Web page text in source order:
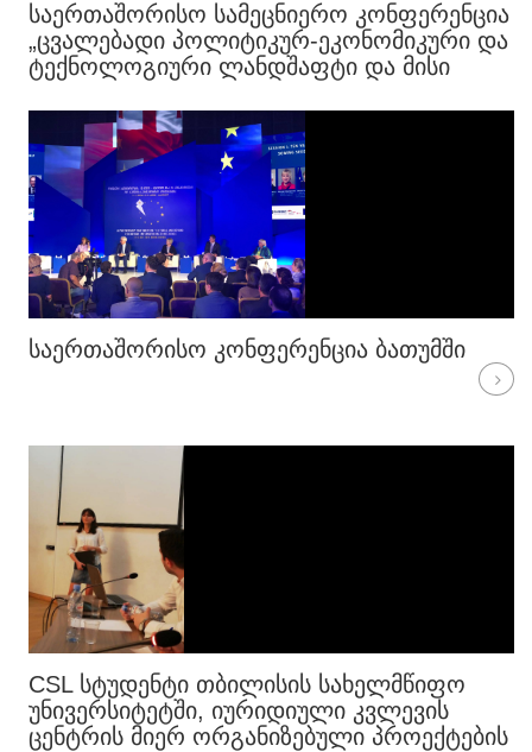
ᲡᲐᲔᲠᲗᲐᲨᲝᲠᲘᲡᲝ ᲡᲐᲛᲔᲪᲜᲘᲔᲠᲝ ᲙᲝᲜᲤᲔᲠᲔᲜᲪᲘᲐ
„ᲪᲕᲐᲚᲔᲑᲐᲓᲘ ᲞᲝᲚᲘᲢᲘᲙᲣᲠ-ᲔᲙᲝᲜᲝᲛᲘᲙᲣᲠᲘ ᲓᲐ
ᲢᲔᲥᲜᲝᲚᲝᲒᲘᲣᲠᲘ ᲚᲐᲜᲓᲨᲐᲤᲢᲘ ᲓᲐ ᲛᲘᲡᲘ
ᲡᲐᲔᲠᲗᲐᲨᲝᲠᲘᲡᲝ ᲙᲝᲜᲤᲔᲠᲔᲜᲪᲘᲐ ᲑᲐᲗᲣᲛᲨᲘ
CSL ᲡᲢᲣᲓᲔᲜᲢᲘ ᲗᲑᲘᲚᲘᲡᲘᲡ ᲡᲐᲮᲔᲚᲛᲬᲘᲤᲝ
ᲣᲜᲘᲕᲔᲠᲡᲘᲢᲔᲢᲨᲘ, ᲘᲣᲠᲘᲓᲘᲣᲚᲘ ᲙᲕᲚᲔᲕᲘᲡ
ᲪᲔᲜᲢᲠᲘᲡ ᲛᲘᲔᲠ ᲝᲠᲒᲐᲜᲘᲖᲔᲑᲣᲚᲘ ᲞᲠᲝᲔᲥᲢᲔᲑᲘᲡ